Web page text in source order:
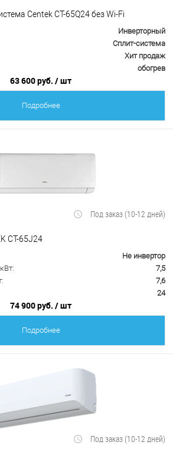
Centek CT-65Q24 без Wi-Fi
Инверторный
Сплит-система
Хит продаж
обогрев
63 600 руб. / шт
Подробнее
Под заказ (10-12 дней)
CT-65J24
Не инвертор
7,5
7,6
24
74 900 руб. / шт
Подробнее
Под заказ (10-12 дней)